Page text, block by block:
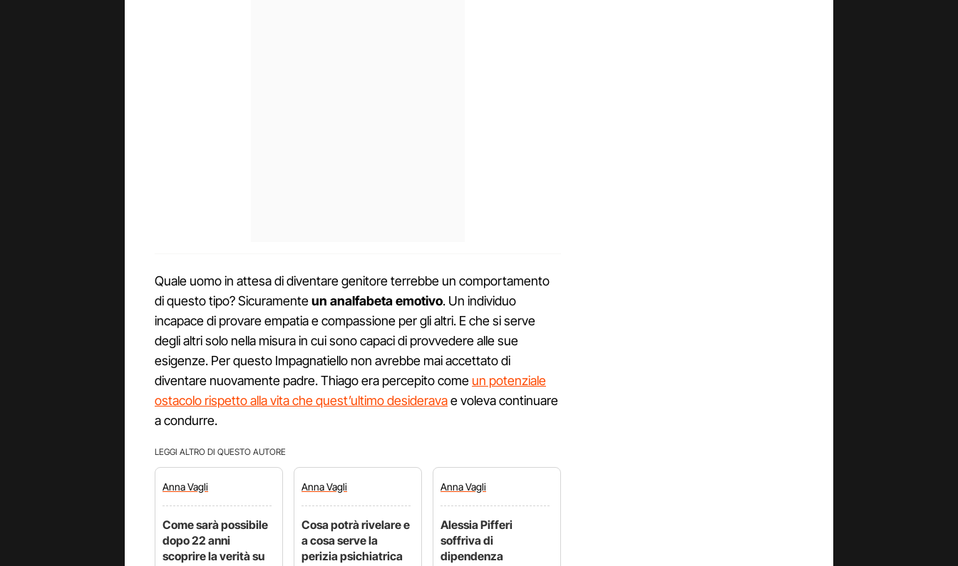
Quale uomo in attesa di diventare genitore terrebbe un comportamento
di questo tipo? Sicuramenteun analfabeta emotivo. Un individuo
incapace di provare empatia e compassione per gli altri. E che si serve
degli altri solo nella misura in cui sono capaci di provvedere alle sue
esigenze. Per questo Impagnatiello non avrebbe mai accettato di
diventare nuovamente padre. Thiago era percepito come un potenziale
ostacolo rispetto alla vita che quest’ultimo desideravae voleva continuare
a condurre.
LEGGI ALTRO DI QUESTO AUTORE
AnnaVagli
Come sarà possibile
dopo 22 anni
scoprire la verità su
AnnaVagli
Cosa potrà rivelare e
a cosa serve la
perizia psichiatrica
AnnaVagli
Alessia Pifferi
soffriva di
dipendenza